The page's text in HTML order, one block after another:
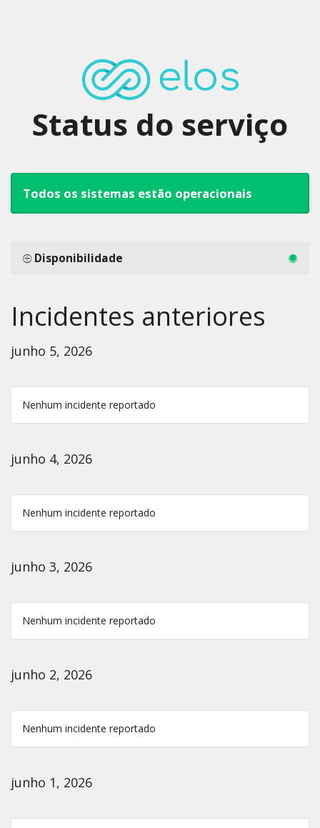
Status do serviço
Todos os sistemas estão operacionais
Disponibilidade
Incidentes anteriores
junho 5, 2026
Nenhum incidente reportado
junho 4, 2026
Nenhum incidente reportado
junho 3, 2026
Nenhum incidente reportado
junho 2, 2026
Nenhum incidente reportado
junho 1, 2026